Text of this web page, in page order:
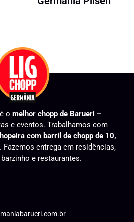
o melhor chopp de Barueri –
e eventos. Trabalhamos com
com barril de chopp de 10,
Fazemos entrega em residências,
e restaurantes.